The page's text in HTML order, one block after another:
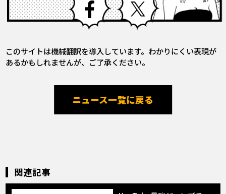
このサイトは機械翻訳を導入しています。わかりにくい表現が
あるかもしれませんが、ご了承ください。
ニュース一覧に戻る
関連記事